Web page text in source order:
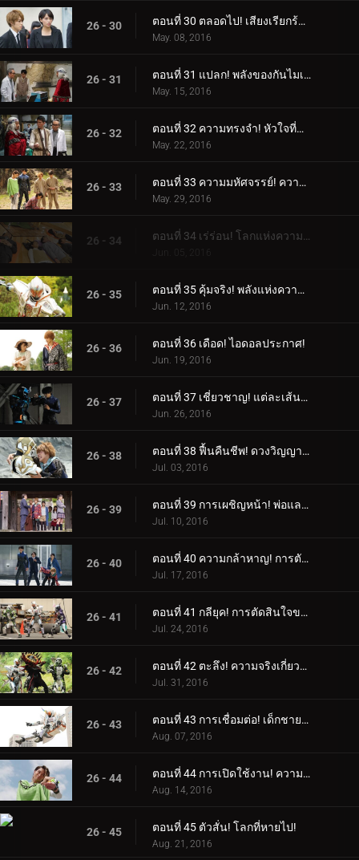
26 - 30 ตอนที่ 30 ตลอดไป! เสียงเรียกร้องของหัวใจ!
May. 08, 2016
26 - 31 ตอนที่ 31 แปลก! พลังของกันไมเซอร์!
May. 15, 2016
26 - 32 ตอนที่ 32 ความทรงจำ! หัวใจที่ซ่อนอยู่!
May. 22, 2016
26 - 33 ตอนที่ 33 ความมหัศจรรย์! ความรู้สึกไม่จำกัด!
May. 29, 2016
26 - 34
Jun. 05, 2016
26 - 35 ตอนที่ 35 คุ้มจริง! พลังแห่งความสนุก!
Jun. 12, 2016
26 - 36 ตอนที่ 36 เดือด! ไอดอลประกาศ!
Jun. 19, 2016
26 - 37 ตอนที่ 37 เชี่ยวชาญ! แต่ละเส้นทางของพวกเขา!
Jun. 26, 2016
26 - 38 ตอนที่ 38 ฟื้นคืนชีพ! ดวงวิญญาณแห่งแสงสว่าง!
Jul. 03, 2016
26 - 39 ตอนที่ 39 การเผชิญหน้า! พ่อและลูกสาว!
Jul. 10, 2016
26 - 40 ตอนที่ 40 ความกล้าหาญ! การตัดสินใจอย่างกล้าหาญ!
Jul. 17, 2016
26 - 41 ตอนที่ 41 กลียุค! การตัดสินใจของหัวหน้า!
Jul. 24, 2016
26 - 42 ตอนที่ 42 ตะลึง! ความจริงเกี่ยวกับฤาษี!
Jul. 31, 2016
26 - 43 ตอนที่ 43 การเชื่อมต่อ! เด็กชายอัจฉริยะ!
Aug. 07, 2016
26 - 44 ตอนที่ 44 การเปิดใช้งาน! ความหวาดกลัวของเดเมีย!
Aug. 14, 2016
26 - 45 ตอนที่ 45 ตัวสั่น! โลกที่หายไป!
Aug. 21, 2016